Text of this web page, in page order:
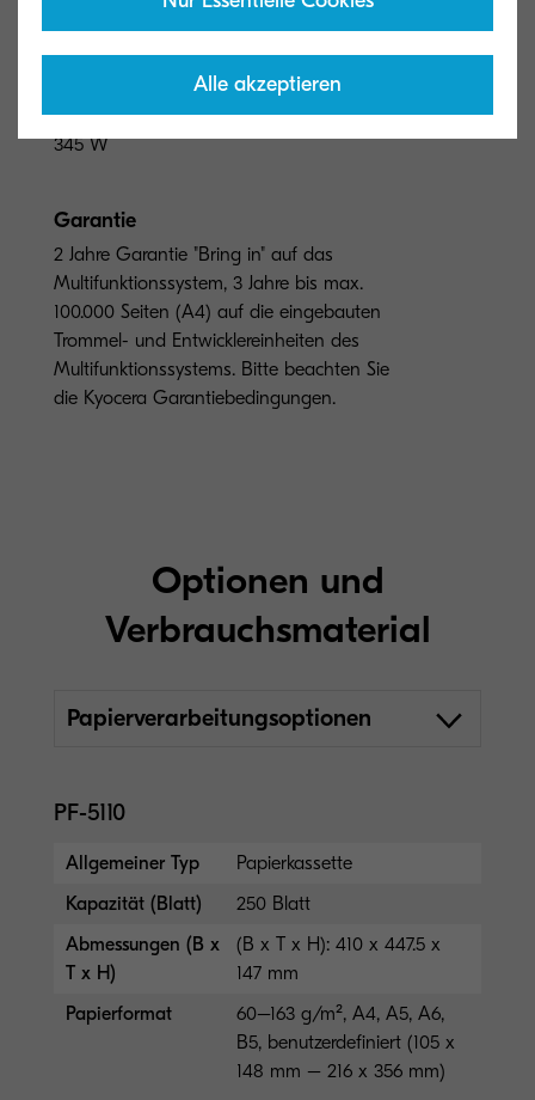
Ca. 32 Sekunden (nach dem Einschalten)
Stromverbrauch
Ruhemodus: 0,4 W, Bereit: 41 W, Betrieb:
345 W
Garantie
2 Jahre Garantie "Bring in" auf das
Multifunktionssystem, 3 Jahre bis max.
100.000 Seiten (A4) auf die eingebauten
Trommel- und Entwicklereinheiten des
Multifunktionssystems. Bitte beachten Sie
die Kyocera Garantiebedingungen.
Optionen und
Verbrauchsmaterial
Papierverarbeitungsoptionen
PF-5110
Allgemeiner Typ
Papierkassette
Kapazität (Blatt)
250 Blatt
Abmessungen (B x
T x H)
(B x T x H): 410 x 447.5 x
147 mm
Papierformat
60–163 g/m², A4, A5, A6,
B5, benutzerdefiniert (105 x
148 mm – 216 x 356 mm)
Alle akzeptieren